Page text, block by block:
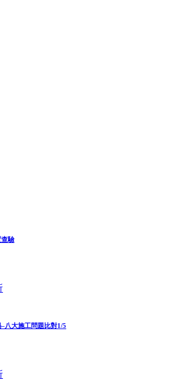
驗
八大施工問題比對1/5